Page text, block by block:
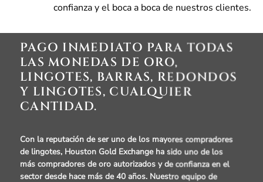
confianza y el boca a boca de nuestros clientes.
PAGO INMEDIATO PARA TODAS
LAS MONEDAS DE ORO,
LINGOTES, BARRAS, REDONDOS
Y LINGOTES, CUALQUIER
CANTIDAD.
Con la reputación de ser uno de los mayores compradores
de lingotes, Houston Gold Exchange ha sido uno de los
más compradores de oro autorizados y de confianzaen el
sector desde hace más de 40 años. Nuestro equipo de